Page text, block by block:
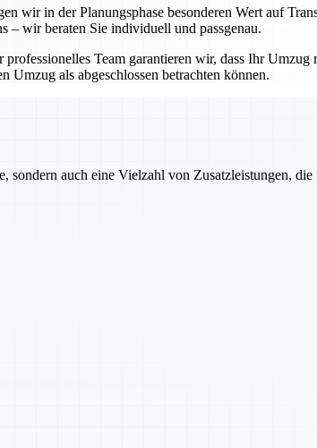
wir in der Planungsphase besonderen Wert auf
– wir beraten Sie individuell und passgenau.
Team garantieren wir, dass Ihr
als abgeschlossen betrachten können.
auch eine Vielzahl von Zusatzleistungen,